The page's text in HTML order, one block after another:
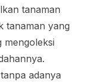
tanaman
tanaman yang
mengoleksi
adanya